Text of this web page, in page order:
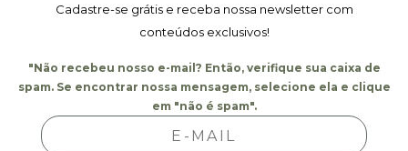
Cadastre-se grátis e receba nossa newsletter com
conteúdos exclusivos!
"Não recebeu nosso e-mail? Então, verifique sua caixa de
spam. Se encontrar nossa mensagem, selecione ela e clique
em "não é spam".